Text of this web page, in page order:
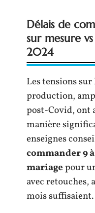
Délais de
sur mesure
2024
Les tensions sur
production,
post-Covid, ont
manière
enseignes
commander 9
mariagepour
avec retouches,
mois suffisaient.